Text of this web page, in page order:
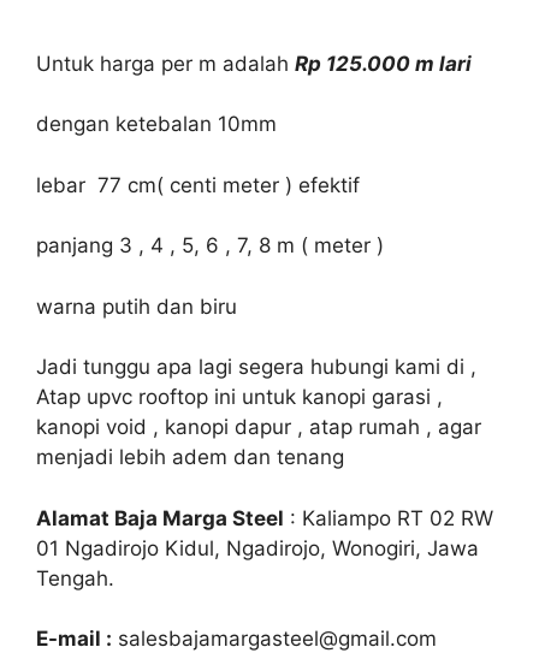
Untuk harga per m adalah Rp 125.000 m lari
dengan ketebalan 10mm
lebar 77 cm( centi meter ) efektif
panjang 3 , 4 , 5, 6 , 7, 8 m ( meter )
warna putih dan biru
Jadi tunggu apa lagi segera hubungi kami di ,
Atap upvc rooftop ini untuk kanopi garasi ,
kanopi void , kanopi dapur , atap rumah , agar
menjadi lebih adem dan tenang
Alamat Baja Marga Steel : Kaliampo RT 02 RW
01 Ngadirojo Kidul, Ngadirojo, Wonogiri, Jawa
Tengah.
E-mail : salesbajamargasteel@gmail.com